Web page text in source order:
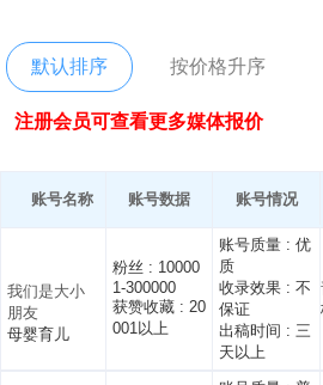
默认排序 按价格升序
注册会员可查看更多媒体报价
账号名称 账号数据 账号情况
我们是大小
朋友
母婴育儿
粉丝 : 10000
1-300000
获赞收藏 : 20
001以上
账号质量 : 优
质
收录效果 : 不
保证
出稿时间 : 三
天以上